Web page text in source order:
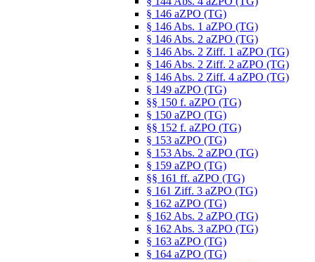
§ 146 aZPO (TG)
§ 146 Abs. 1 aZPO (TG)
§ 146 Abs. 2 aZPO (TG)
§ 146 Abs. 2 Ziff. 1 aZPO (TG)
§ 146 Abs. 2 Ziff. 2 aZPO (TG)
§ 146 Abs. 2 Ziff. 4 aZPO (TG)
§ 149 aZPO (TG)
§§ 150 f. aZPO (TG)
§ 150 aZPO (TG)
§§ 152 f. aZPO (TG)
§ 153 aZPO (TG)
§ 153 Abs. 2 aZPO (TG)
§ 159 aZPO (TG)
§§ 161 ff. aZPO (TG)
§ 161 Ziff. 3 aZPO (TG)
§ 162 aZPO (TG)
§ 162 Abs. 2 aZPO (TG)
§ 162 Abs. 3 aZPO (TG)
§ 163 aZPO (TG)
§ 164 aZPO (TG)